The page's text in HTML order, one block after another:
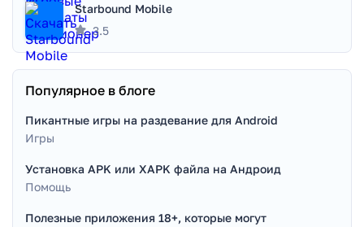
Starbound Mobile
3.5
Популярное в блоге
Пикантные игры на раздевание для Android
Игры
Установка APK или XAPK файла на Андроид
Помощь
Полезные приложения 18+, которые могут